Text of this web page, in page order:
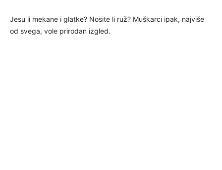
Jesu li mekane i glatke? Nosite li ruž? Muškarci ipak, najviše
od svega, vole prirodan izgled.